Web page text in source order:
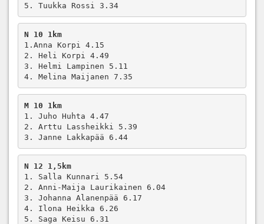
5. Tuukka Rossi 3.34
N 10 1km
1.Anna Korpi 4.15
2. Heli Korpi 4.49
3. Helmi Lampinen 5.11
4. Melina Maijanen 7.35
M 10 1km
1. Juho Huhta 4.47
2. Arttu Lassheikki 5.39
3. Janne Lakkapää 6.44
N 12 1,5km
1. Salla Kunnari 5.54
2. Anni-Maija Laurikainen 6.04
3. Johanna Alanenpää 6.17
4. Ilona Heikka 6.26
5. Saga Keisu 6.31